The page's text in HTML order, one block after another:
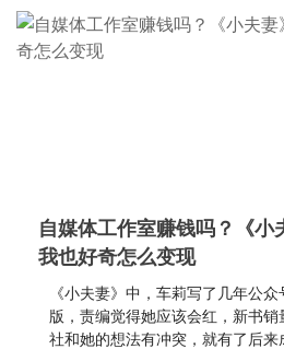
自媒体工作室赚钱吗？《小
我也好奇怎么变现
《小夫妻》中，车莉写了几年公
版，责编觉得她应该会红，新书
社和她的想法有冲突，就有了后